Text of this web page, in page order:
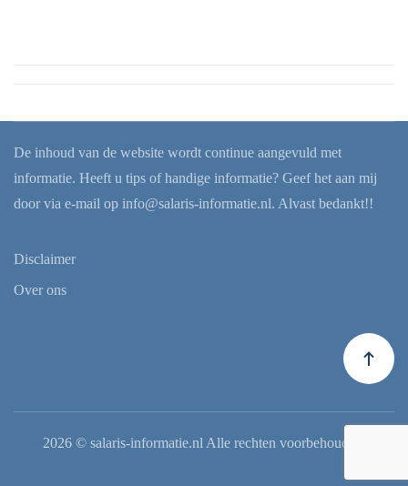
De inhoud van de website wordt continue aangevuld met
informatie. Heeft u tips of handige informatie? Geef het aan mij
door via e-mail op info@salaris-informatie.nl. Alvast bedankt!!
Disclaimer
Over ons
2026© salaris-informatie.nl Alle rechten voorbehouden.